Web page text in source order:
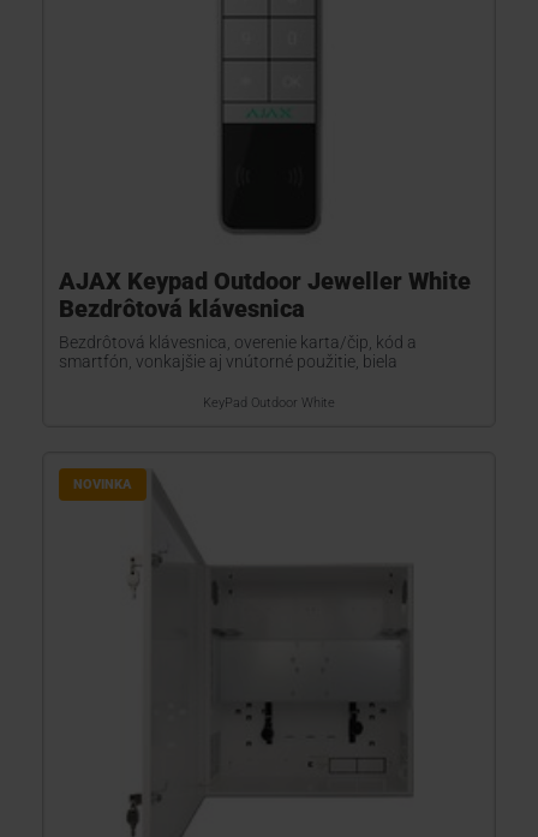
AJAX Keypad Outdoor Jeweller White
Bezdrôtová klávesnica
Bezdrôtová klávesnica, overenie karta/čip, kód a
smartfón, vonkajšie aj vnútorné použitie, biela
KeyPad Outdoor White
NOVINKA